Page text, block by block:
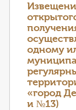
одному
«город
и №13)